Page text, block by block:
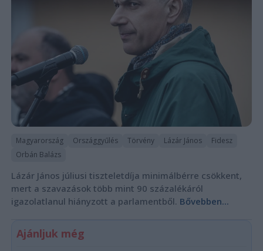
Magyarország Országgyűlés Törvény Lázár János
Fidesz
Orbán Balázs
Lázár János júliusi tiszteletdíja minimálbérre csökkent,
mert a szavazások több mint 90 százalékáról
igazolatlanul hiányzott a parlamentből. Bővebben...
Ajánljuk még